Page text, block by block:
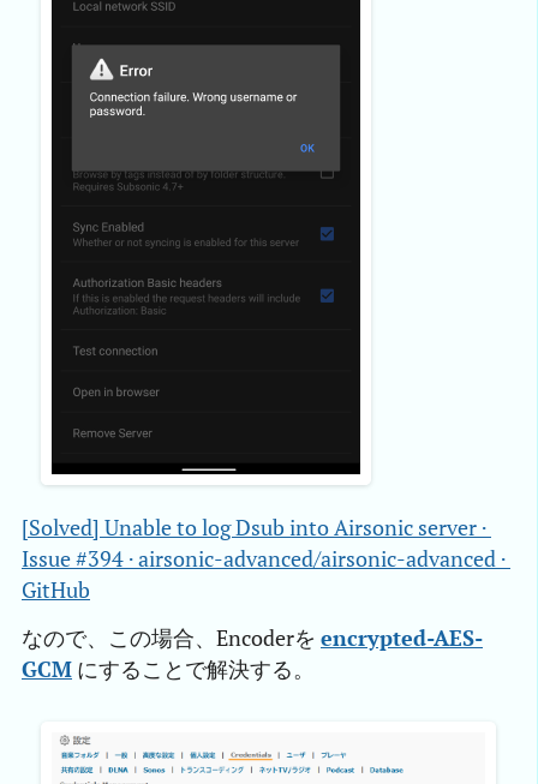
[Solved] Unable to log Dsub into Airsonic server ·
Issue #394 · airsonic-advanced/airsonic-advanced ·
GitHub
なので、この場合、Encoderを encrypted-AES-
GCM にすることで解決する。